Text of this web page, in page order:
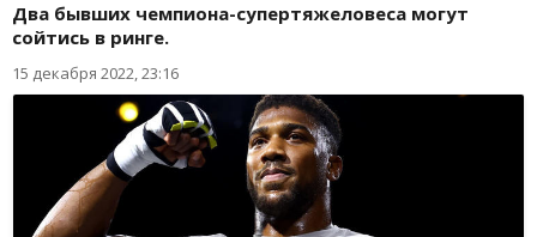
Два бывших чемпиона-супертяжеловеса могут
сойтись в ринге.
15 декабря 2022, 23:16